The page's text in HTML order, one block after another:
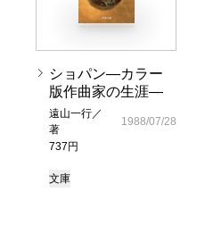
ショパン―カラー
版作曲家の生涯―
遠山一行／
著
737円
1988/07/28
文庫